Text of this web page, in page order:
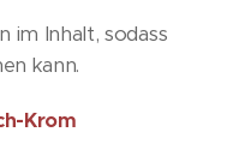
im Inhalt, sodass
kann.
Krom